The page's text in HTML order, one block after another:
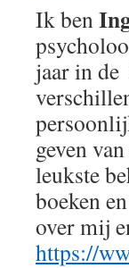
Ik ben
jaar in de
geven
leukste
boeken
over mij
https://